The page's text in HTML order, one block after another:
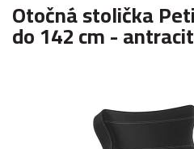
Otočná stolička
do 142 cm - antracit